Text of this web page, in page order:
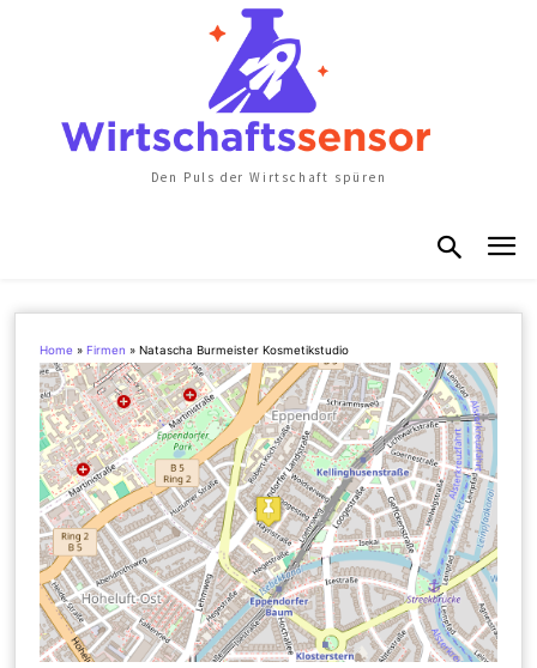
Den Puls der Wirtschaft spüren
Home » Firmen »Natascha Burmeister Kosmetikstudio